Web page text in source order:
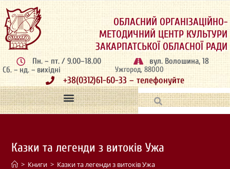
ОБЛАСНИЙ ОРГАНІЗАЦІЙНО-
МЕТОДИЧНИЙ ЦЕНТР КУЛЬТУРИ
ЗАКАРПАТСЬКОЇ ОБЛАСНОЇ РАДИ
Пн. – пт. / 9.00–18.00
Сб. – нд. – вихідні
вул. Волошина, 18
Ужгород, 88000
+38(0312)61-60-33 – телефонуйте
Казки та легенди з витоків Ужа
> Книги > Казки та легенди з витоків Ужа